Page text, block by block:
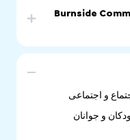
Burnside
و اجتماعی
و جوانان